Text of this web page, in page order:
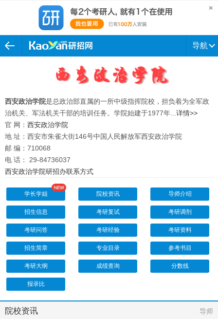
导航
西安政治学院是总政治部直属的一所中级指挥院校，担负着为全军政
治机关、军法机关干部的培训任务。学院始建于1977年... 详情>>
官 网： 西安政治学院
地 址：西安市朱雀大街146号中国人民解放军西安政治学院
邮 编：710068
电 话： 29-84736037
西安政治学院研招办联系方式
学长学姐 院校资讯 导师介绍
招生信息 考研复试 考研调剂
考研问答 考研经验 考研资料
招生简章 专业目录 参考书目
考研大纲 成绩查询 分数线
报录比
院校资讯 导师